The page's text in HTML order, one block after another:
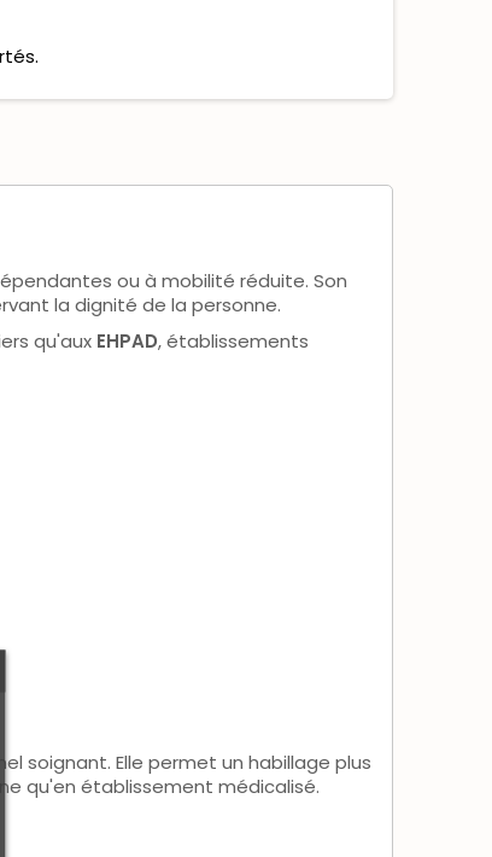
ou à mobilité réduite. Son
la dignité de la personne.
qu'aux EHPAD, établissements
soignant. Elle permet un habillage plus
qu'en établissement médicalisé.